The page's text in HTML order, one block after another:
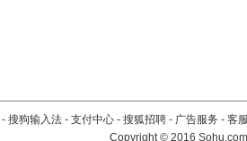
- 搜狗输入法 - 支付中心 - 搜狐招聘 - 广告服务 - 客
Copyright©2016